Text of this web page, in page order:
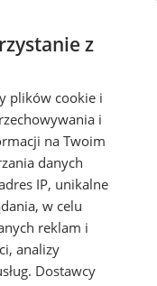
z
plików cookie i
i
na Twoim
danych
IP, unikalne
w celu
reklam i
analizy
Dostawcy